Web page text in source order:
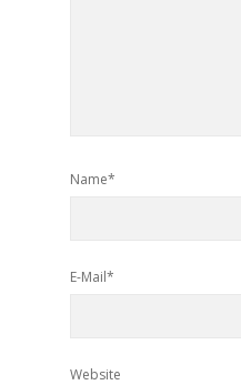
Name*
E-Mail*
Website